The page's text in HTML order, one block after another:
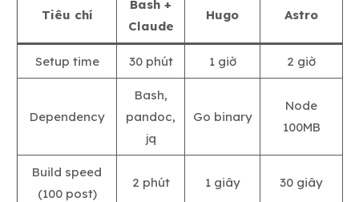
Tiêu chí
Bash +
Claude
Hugo Astro
Setup time 30 phút 1 giờ 2 giờ
Dependency
Bash,
pandoc,
jq
Go binary
Node
100MB
Build speed
(100 post)
2 phút 1 giây 30 giây